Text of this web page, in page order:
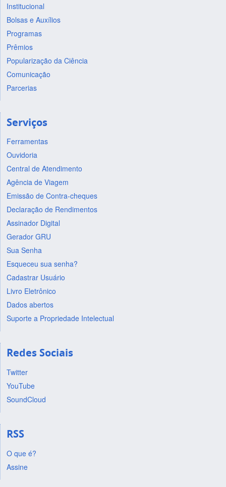
Institucional
Bolsas e Auxílios
Programas
Prêmios
Popularização da Ciência
Comunicação
Parcerias
Serviços
Ferramentas
Ouvidoria
Central de Atendimento
Agência de Viagem
Emissão de Contra-cheques
Declaração de Rendimentos
Assinador Digital
Gerador GRU
Sua Senha
Esqueceu sua senha?
Cadastrar Usuário
Livro Eletrônico
Dados abertos
Suporte a Propriedade Intelectual
Redes Sociais
Twitter
YouTube
SoundCloud
RSS
O que é?
Assine